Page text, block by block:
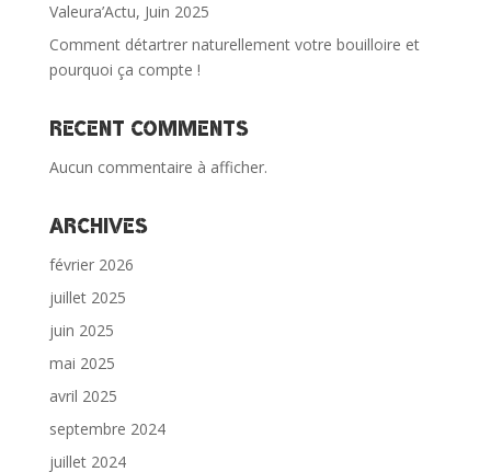
Valeura’Actu, Juin 2025
Comment détartrer naturellement votre bouilloire et
pourquoi ça compte !
Recent Comments
Aucun commentaire à afficher.
Archives
février 2026
juillet 2025
juin 2025
mai 2025
avril 2025
septembre 2024
juillet 2024